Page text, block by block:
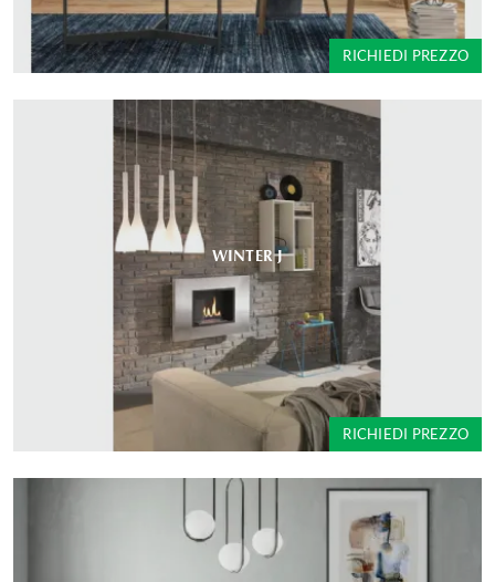
RICHIEDI PREZZO
WINTER J
RICHIEDI PREZZO